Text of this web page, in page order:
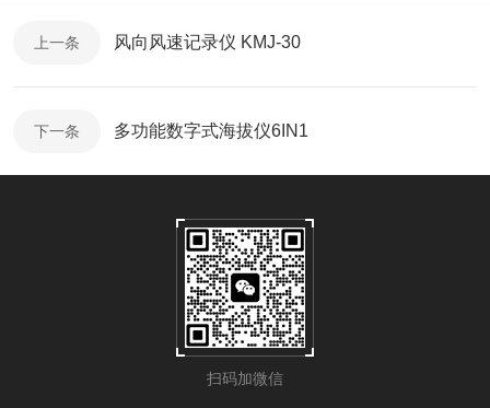
上一条 风向风速记录仪 KMJ-30
下一条 多功能数字式海拔仪6IN1
扫码加微信